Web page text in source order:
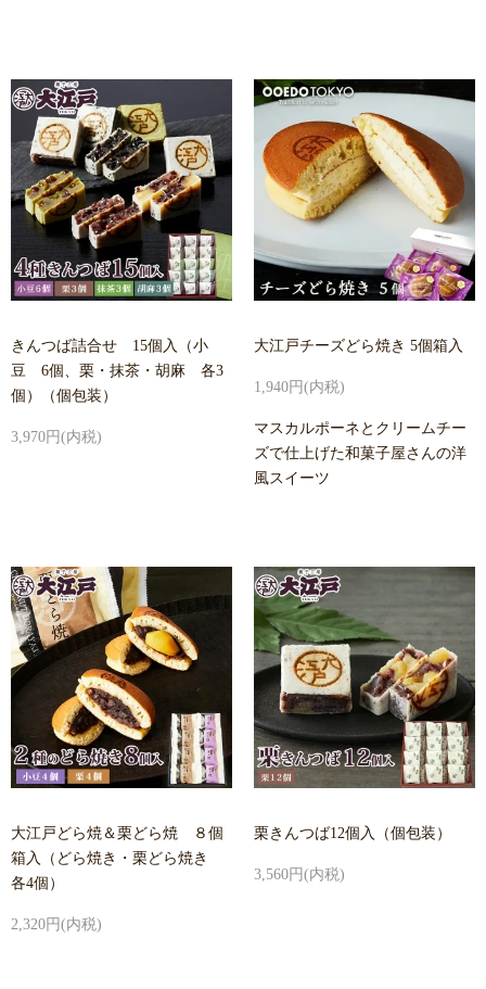
きんつば詰合せ 15個入（小
豆 6個、栗・抹茶・胡麻 各3
個）（個包装）
3,970円(内税)
大江戸チーズどら焼き 5個箱入
1,940円(内税)
マスカルポーネとクリームチー
ズで仕上げた和菓子屋さんの洋
風スイーツ
大江戸どら焼＆栗どら焼 ８個
箱入（どら焼き・栗どら焼き
各4個）
2,320円(内税)
栗きんつば12個入（個包装）
3,560円(内税)